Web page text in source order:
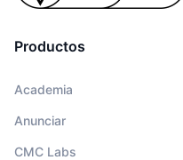
Productos
Academia
Anunciar
CMC Labs